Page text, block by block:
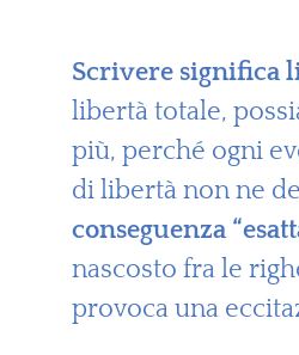
Scrivere significa
libertà totale,
più, perché ogni
di libertà non ne
conseguenza
nascosto fra le
provoca una